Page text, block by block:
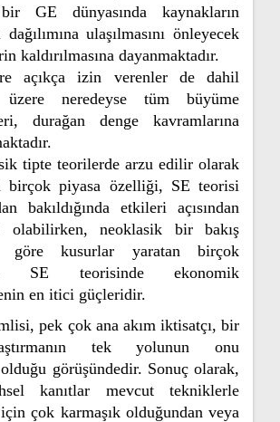
GE dünyasında kaynakların
ulaşılmasını önleyecek
kaldırılmasına dayanmaktadır.
açıkça izin verenler de dahil
neredeyse tüm büyüme
durağan denge kavramlarına
tipte teorilerde arzu edilir olarak
birçok piyasa özelliği, SE teorisi
bakıldığında etkileri açısından
olabilirken, neoklasik bir bakış
göre kusurlar yaratan birçok
SE teorisinde ekonomik
en itici güçleridir.
pek çok ana akım iktisatçı, bir
tek yolunun onu
görüşündedir. Sonuç olarak,
kanıtlar mevcut tekniklerle
çok karmaşık olduğundan veya